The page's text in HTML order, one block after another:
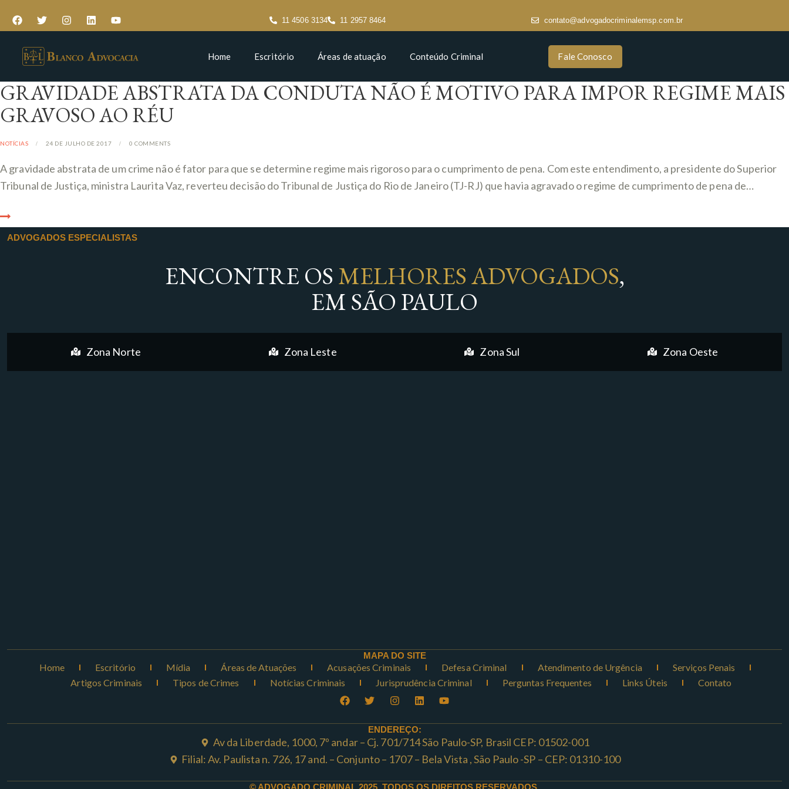
11 4506 3134 11 2957 8464 contato@advogadocriminalemsp.com.br
Home Escritório Áreas de atuação Conteúdo Criminal Fale Conosco
GRAVIDADE ABSTRATA DA CONDUTA NÃO É MOTIVO PARA IMPOR REGIME MAIS
GRAVOSO AO RÉU
NOTÍCIAS 24 DE JULHO DE 2017 0 COMMENTS
A gravidade abstrata de um crime não é fator para que se determine regime mais rigoroso para o cumprimento de pena. Com este entendimento, a presidente do Superior
Tribunal de Justiça, ministra Laurita Vaz, reverteu decisão do Tribunal de Justiça do Rio de Janeiro (TJ-RJ) que havia agravado o regime de cumprimento de pena de…
ADVOGADOS ESPECIALISTAS
ENCONTRE OS MELHORES ADVOGADOS,
EM SÃO PAULO
Zona Norte Zona Leste Zona Sul Zona Oeste
MAPA DO SITE
Home Escritório Mídia Áreas de Atuações Acusações Criminais Defesa Criminal Atendimento de Urgência
Serviços Penais
Artigos Criminais
Tipos de Crimes Notícias Criminais Jurisprudência Criminal Perguntas Frequentes Links Úteis Contato
ENDEREÇO:
Av da Liberdade, 1000, 7º andar – Cj. 701/714 São Paulo-SP, Brasil CEP: 01502-001
Filial: Av. Paulista n. 726, 17 and. – Conjunto – 1707 – Bela Vista , São Paulo -SP – CEP: 01310-100
© ADVOGADO CRIMINAL 2025. TODOS OS DIREITOS RESERVADOS.